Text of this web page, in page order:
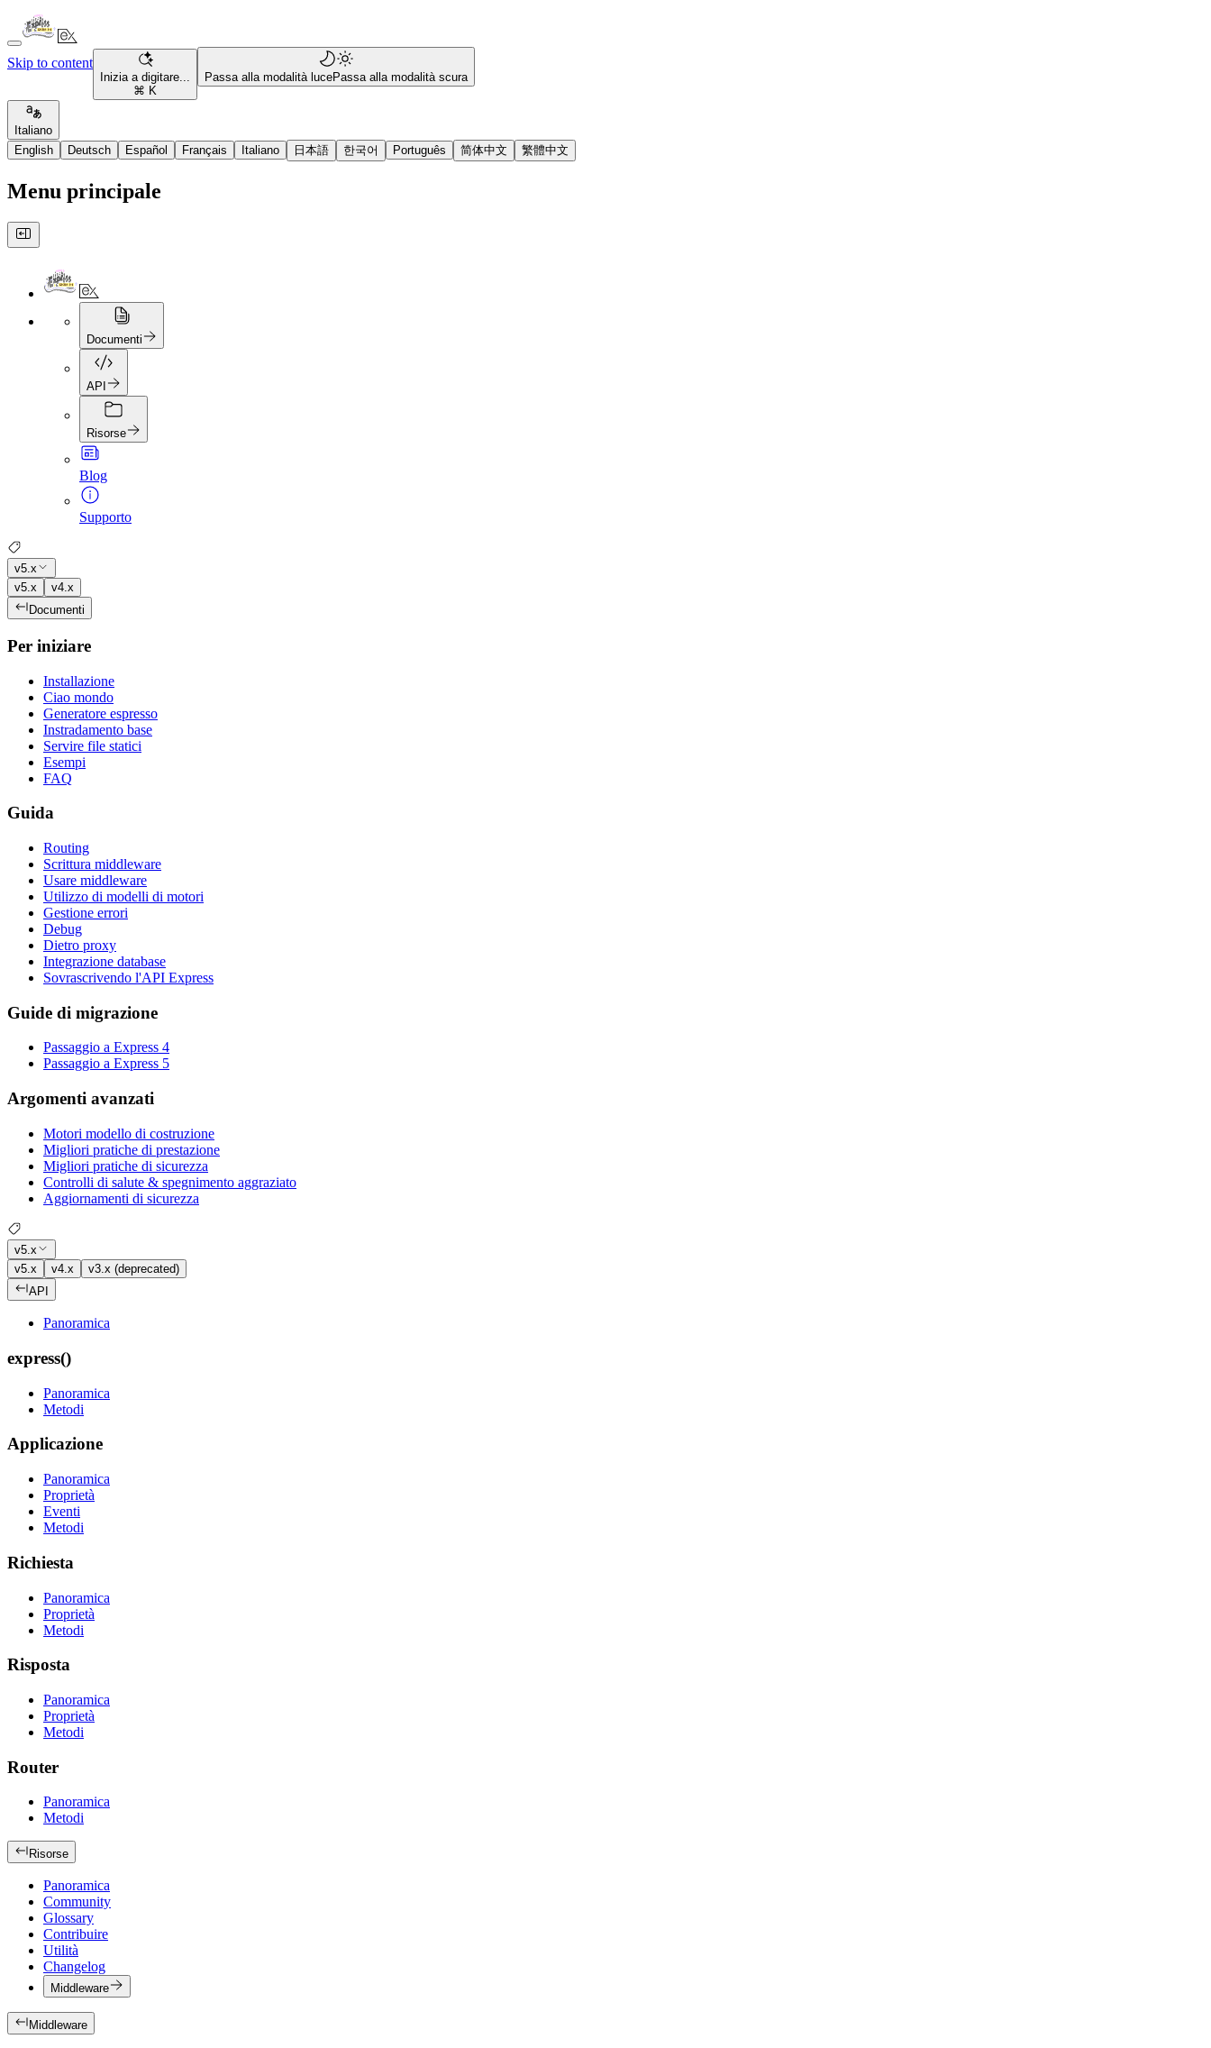
Skip to content
Inizia a digitare...
⌘ K
Passa alla modalità lucePassa alla modalità scura
Italiano
English
Deutsch Español Français Italiano 日本語 한국어 Português 简体中文 繁體中文
Menu principale
Documenti
API
Risorse
Blog
Supporto
v5.x
v5.x
v4.x
Documenti
Per iniziare
Installazione
Ciao mondo
Generatore espresso
Instradamento base
Servire file statici
Esempi
FAQ
Guida
Routing
Scrittura middleware
Usare middleware
Utilizzo di modelli di motori
Gestione errori
Debug
Dietro proxy
Integrazione database
Sovrascrivendo l'API Express
Guide di migrazione
Passaggio a Express 4
Passaggio a Express 5
Argomenti avanzati
Motori modello di costruzione
Migliori pratiche di prestazione
Migliori pratiche di sicurezza
Controlli di salute & spegnimento aggraziato
Aggiornamenti di sicurezza
v5.x
v5.x
v4.x
v3.x (deprecated)
API
Panoramica
express()
Panoramica
Metodi
Applicazione
Panoramica
Proprietà
Eventi
Metodi
Richiesta
Panoramica
Proprietà
Metodi
Risposta
Panoramica
Proprietà
Metodi
Router
Panoramica
Metodi
Risorse
Panoramica
Community
Glossary
Contribuire
Utilità
Changelog
Middleware
Middleware